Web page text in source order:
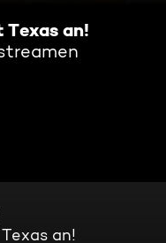
an!
an!